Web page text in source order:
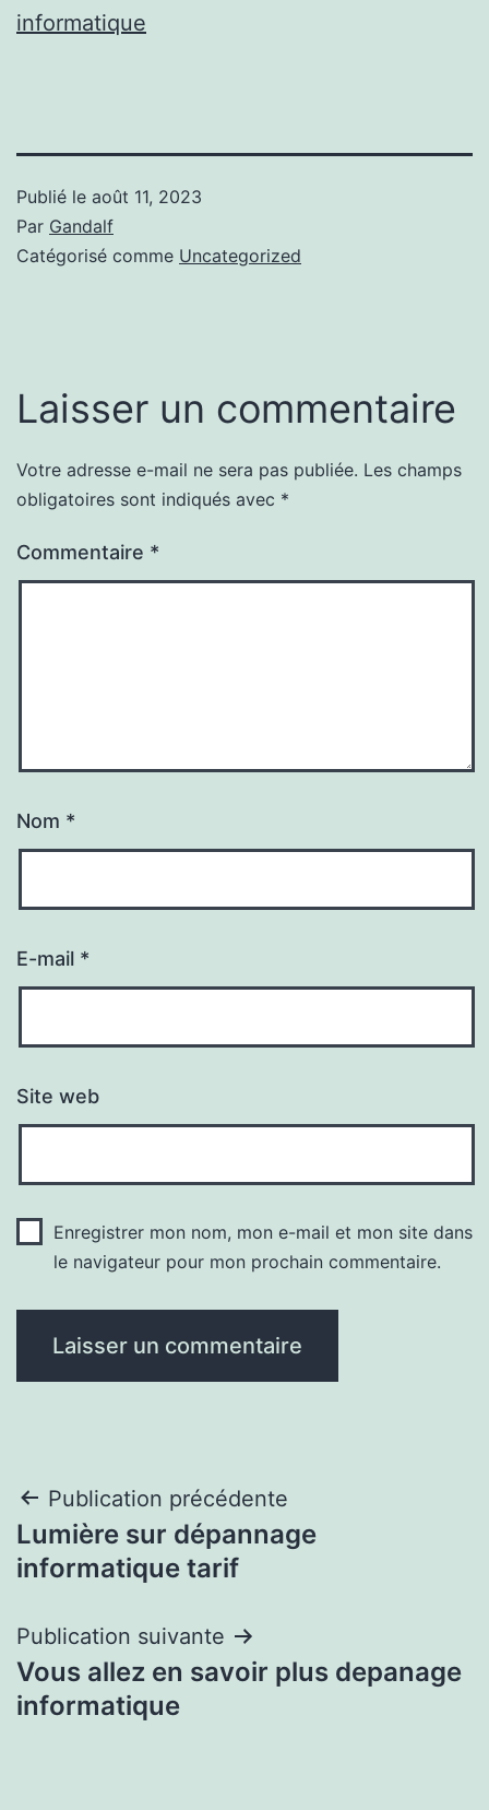
informatique
Publié le août 11, 2023
Par Gandalf
Catégorisé comme Uncategorized
Laisser un commentaire
Votre adresse e-mail ne sera pas publiée. Les champs
obligatoires sont indiqués avec *
Commentaire *
Nom *
E-mail *
Site web
Enregistrer mon nom, mon e-mail et mon site dans
le navigateur pour mon prochain commentaire.
Navigation
de
Publication précédente
Lumière sur dépannage
informatique tarif
Publication suivante
Vous allez en savoir plus depanage
informatique